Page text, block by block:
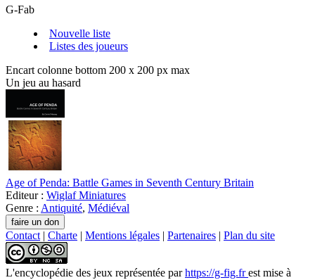
G-Fab
Nouvelle liste
Listes des joueurs
Encart colonne bottom 200 x 200 px max
Un jeu au hasard
Age of Penda: Battle Games in Seventh Century Britain
Editeur : Wiglaf Miniatures
Genre : Antiquité, Médiéval
Contact | Charte | Mentions légales | Partenaires | Plan du site
L'encyclopédie des jeux représentée parhttps://g-fig.frest mise à